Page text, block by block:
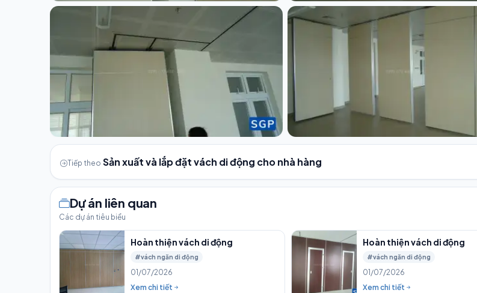
Tiếp theo Sản xuất và lắp đặt vách di động cho nhà hàng
Dự án liên quan
Các dự án tiêu biểu
Hoàn thiện vách di động
#vách ngăn di động
01/07/2026
Xem chi tiết
Hoàn thiện vách di động
#vách ngăn di động
01/07/2026
Xem chi tiết